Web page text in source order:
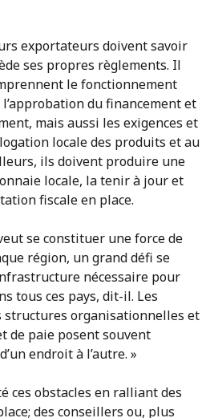
exportateurs doivent savoir
ses propres règlements. Il
le fonctionnement
l’approbation du financement et
mais aussi les exigences et
locale des produits et au
ils doivent produire une
locale, la tenir à jour et
fiscale en place.
se constituer une force de
région, un grand défi se
nécessaire pour
tous ces pays, dit-il. Les
structures organisationnelles et
de paie posent souvent
endroit à l’autre. »
ces obstacles en ralliant des
des conseillers ou, plus